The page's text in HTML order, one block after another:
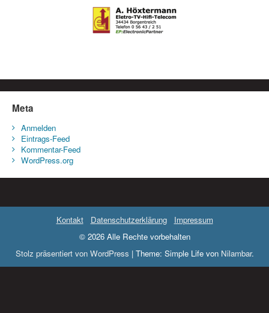
Meta
Anmelden
Eintrags-Feed
Kommentar-Feed
WordPress.org
Kontakt Datenschutzerklärung
Impressum
© 2026 Alle Rechte vorbehalten
Stolz präsentiert von WordPress | Theme: Simple Life von Nilambar.